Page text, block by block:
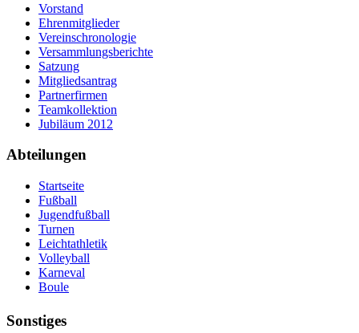
Vorstand
Ehrenmitglieder
Vereinschronologie
Versammlungsberichte
Satzung
Mitgliedsantrag
Partnerfirmen
Teamkollektion
Jubiläum 2012
Abteilungen
Startseite
Fußball
Jugendfußball
Turnen
Leichtathletik
Volleyball
Karneval
Boule
Sonstiges